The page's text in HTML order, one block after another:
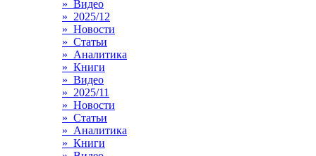
» Видео
» 2025/12
» Новости
» Статьи
» Аналитика
» Книги
» Видео
» 2025/11
» Новости
» Статьи
» Аналитика
» Книги